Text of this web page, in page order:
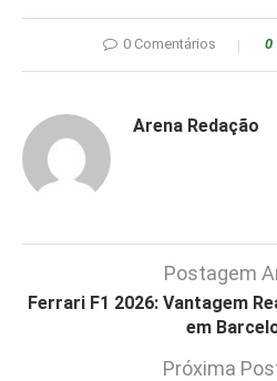
0 Comentários 0
Arena Redação
Postagem
Ferrari F1 2026: Vantagem
em
Próxima